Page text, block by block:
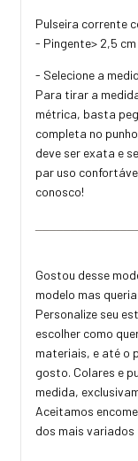
Pulseira corrente
- Pingente> 2,5
- Selecione a
Para tirar a
métrica, basta
completa no
deve ser exata e
par uso
conosco!
Gostou desse
modelo mas
Personalize seu
escolher como
materiais, e até o
gosto. Colares e
medida,
Aceitamos
dos mais